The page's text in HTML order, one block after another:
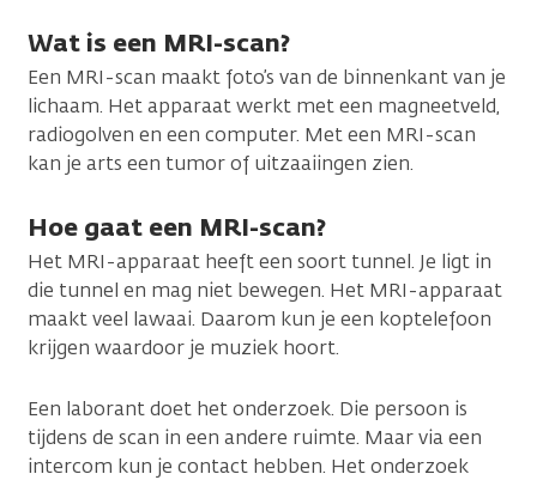
Wat is een MRI-scan?
Een MRI-scan maakt foto’s van de binnenkant van je
lichaam. Het apparaat werkt met een magneetveld,
radiogolven en een computer. Met een MRI-scan
kan je arts een tumor of uitzaaiingen zien.
Hoe gaat een MRI-scan?
Het MRI-apparaat heeft een soort tunnel. Je ligt in
die tunnel en mag niet bewegen. Het MRI-apparaat
maakt veel lawaai. Daarom kun je een koptelefoon
krijgen waardoor je muziek hoort.
Een laborant doet het onderzoek. Die persoon is
tijdens de scan in een andere ruimte. Maar via een
intercom kun je contact hebben. Het onderzoek